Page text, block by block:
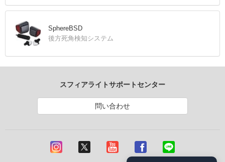
SphereBSD
後方死角検知システム
スフィアライトサポートセンター
問い合わせ